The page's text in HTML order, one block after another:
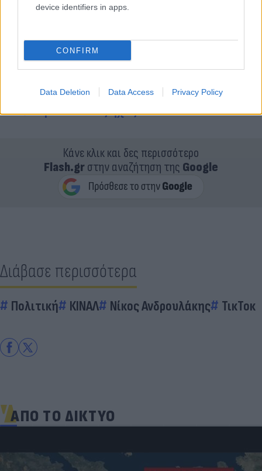
device identifiers in apps.
CONFIRM
Data Deletion Data Access Privacy Policy
##pasok ##mazimprosta
♬ πρωτότυπος ήχος - nikos.androulakis
Κάνε κλικ και δες περισσότερο
Flash.grστην αναζήτηση της Google
Διάβασε περισσότερα
Πολιτική ΚΙΝΑΛ Νίκος Ανδρουλάκης ΤικΤοκ
ΑΠΟ ΤΟ ΔΙΚΤΥΟ